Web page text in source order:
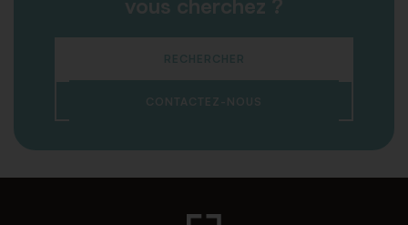
vous cherchez ?
RECHERCHER
CONTACTEZ-NOUS